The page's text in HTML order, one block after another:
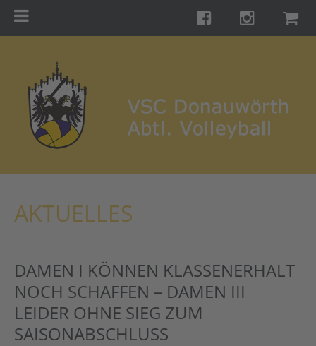
Training
Turniere
Kontakt
Shop
AKTUELLES
DAMEN I KÖNNEN KLASSENERHALT
NOCH SCHAFFEN – DAMEN III
LEIDER OHNE SIEG ZUM
SAISONABSCHLUSS